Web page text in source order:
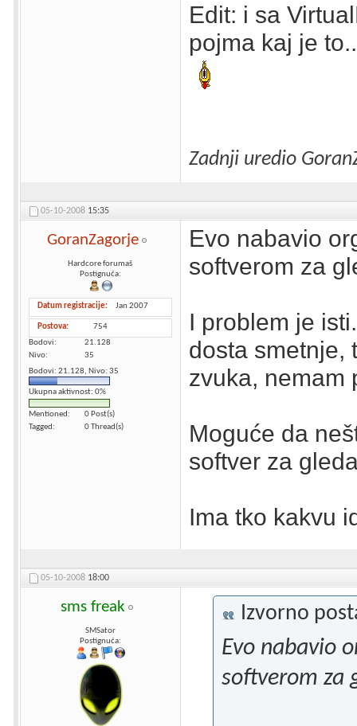
Edit: i sa
pojma kaj je
Zadnji uredio
05-10-2008 15:35
GoranZagorje
Hardcore forumaš
Postignuća:
Datum registracije Jan 2007
Postova
754
Bodovi
21.128
Nivo
35
Bodovi: 21.128, Nivo: 35
Ukupna aktivnost: 0%
Mentioned
0 Post(s)
Tagged
0 Thread(s)
Evo nabavio
softverom za
I problem je
dosta smetnje,
zvuka, nemam
Moguće da
softver za
Ima tko kakvu
05-10-2008 18:00
sms freak
SMSator
Postignuća:
Izvorno
Evo nabavio
softverom za